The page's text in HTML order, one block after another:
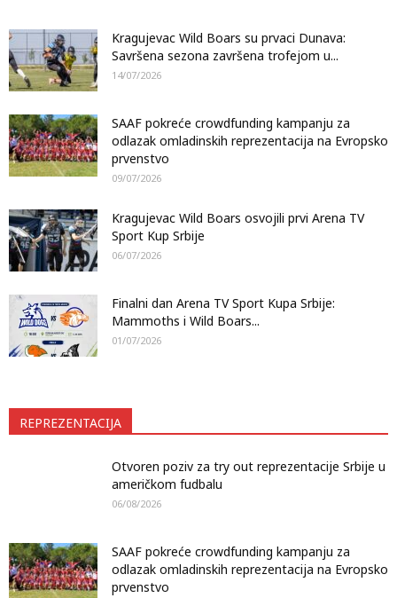
Kragujevac Wild Boars su prvaci Dunava:
Savršena sezona završena trofejom u...
14/07/2026
SAAF pokreće crowdfunding kampanju za
odlazak omladinskih reprezentacija na Evropsko
prvenstvo
09/07/2026
Kragujevac Wild Boars osvojili prvi Arena TV
Sport Kup Srbije
06/07/2026
Finalni dan Arena TV Sport Kupa Srbije:
Mammoths i Wild Boars...
01/07/2026
REPREZENTACIJA
Otvoren poziv za try out reprezentacije Srbije u
američkom fudbalu
06/08/2026
SAAF pokreće crowdfunding kampanju za
odlazak omladinskih reprezentacija na Evropsko
prvenstvo